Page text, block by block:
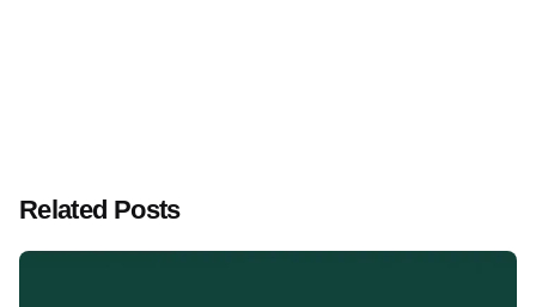
Related Posts